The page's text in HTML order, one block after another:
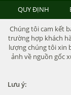
QUY ĐỊNH
Chúng tôi cam kết
trường hợp khách
lượng chúng tôi xin
ảnh về nguồn gốc
Lưu ý: